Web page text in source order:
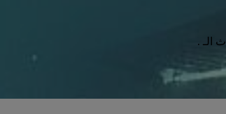
الـ .